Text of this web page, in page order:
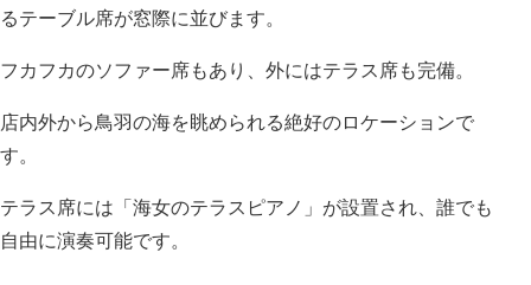
るテーブル席が窓際に並びます。
フカフカのソファー席もあり、外にはテラス席も完備。
店内外から鳥羽の海を眺められる絶好のロケーションで
す。
テラス席には「海女のテラスピアノ」が設置され、誰でも
自由に演奏可能です。